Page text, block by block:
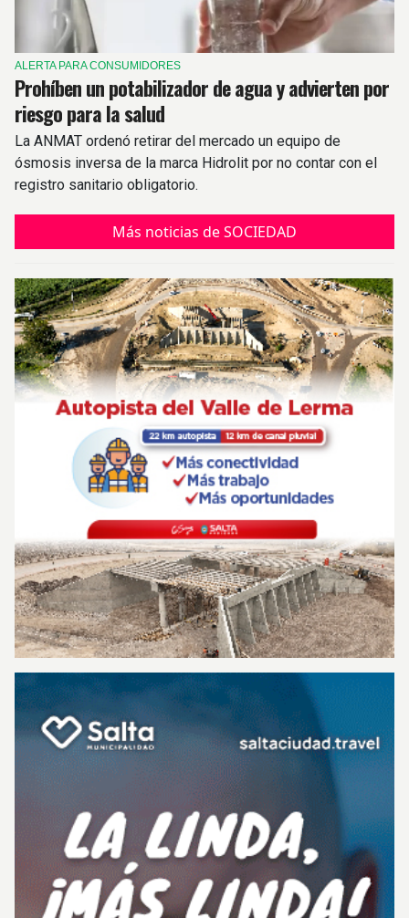
ALERTA PARA CONSUMIDORES
Prohíben un potabilizador de agua y advierten por
riesgo para la salud
La ANMAT ordenó retirar del mercado un equipo de
ósmosis inversa de la marca Hidrolit por no contar con el
registro sanitario obligatorio.
Más noticias de SOCIEDAD